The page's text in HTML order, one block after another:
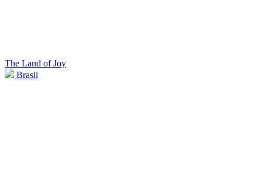
The Land of Joy
Brasil